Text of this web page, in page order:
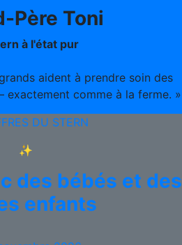
DU STERN
✨
des bébés et des
enfants
Père Toni
à l'état pur
aident à prendre soin des
exactement comme à la ferme. »